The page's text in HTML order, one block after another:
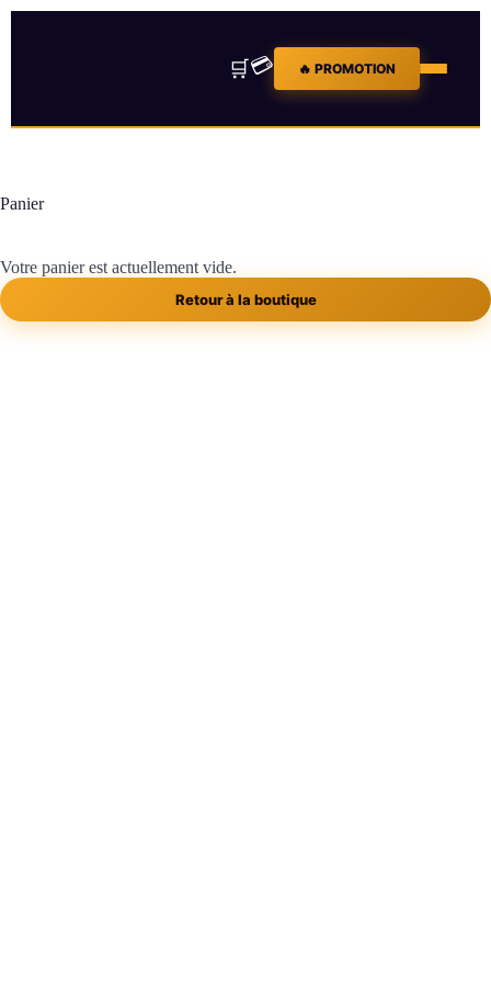
🛒💳 🔥 PROMOTION
Panier
Votre panier est actuellement vide.
Retour à la boutique